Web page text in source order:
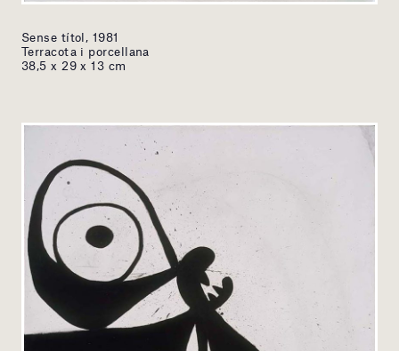
Sense títol, 1981
Terracota i porcellana
38,5 x 29 x 13 cm